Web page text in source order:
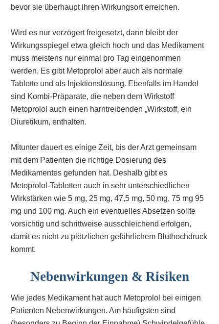
bevor sie überhaupt ihren Wirkungsort erreichen.
Wird es nur verzögert freigesetzt, dann bleibt der
Wirkungsspiegel etwa gleich hoch und das Medikament
muss meistens nur einmal pro Tag eingenommen
werden. Es gibt Metoprolol aber auch als normale
Tablette und als Injektionslösung. Ebenfalls im Handel
sind Kombi-Präparate, die neben dem Wirkstoff
Metoprolol auch einen harntreibenden „Wirkstoff, ein
Diuretikum, enthalten.
Mitunter dauert es einige Zeit, bis der Arzt gemeinsam
mit dem Patienten die richtige Dosierung des
Medikamentes gefunden hat. Deshalb gibt es
Metoprolol-Tabletten auch in sehr unterschiedlichen
Wirkstärken wie 5 mg, 25 mg, 47,5 mg, 50 mg, 75 mg 95
mg und 100 mg. Auch ein eventuelles Absetzen sollte
vorsichtig und schrittweise ausschleichend erfolgen,
damit es nicht zu plötzlichen gefährlichem Bluthochdruck
kommt.
Nebenwirkungen & Risiken
Wie jedes Medikament hat auch Metoprolol bei einigen
Patienten Nebenwirkungen. Am häufigsten sind